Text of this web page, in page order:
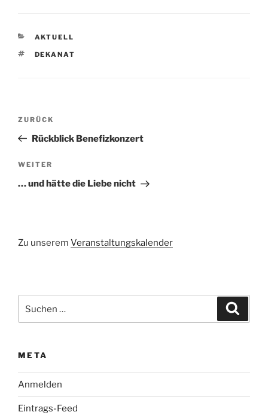
KATEGORIEN
AKTUELL
SCHLAGWÖRTER
DEKANAT
Beitragsnavigation
Vorheriger
Beitrag
ZURÜCK
Rückblick Benefizkonzert
Nächster
Beitrag
WEITER
… und hätte die Liebe nicht
Zu unserem Veranstaltungskalender
nach:
META
Anmelden
Eintrags-Feed